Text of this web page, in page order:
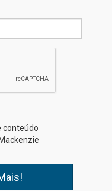
semestre
seus
o PAS antes
Médio
conteúdo